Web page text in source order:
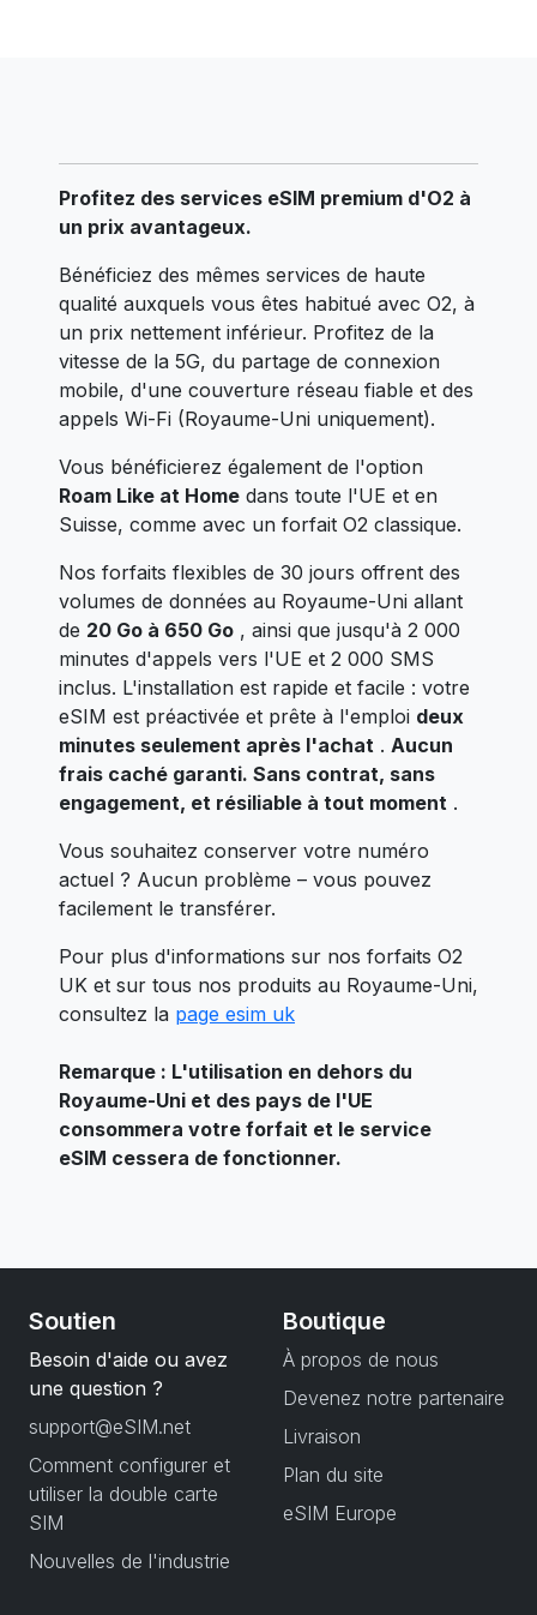
Profitez des services eSIM premium d'O2 à
un prix avantageux.
Bénéficiez des mêmes services de haute
qualité auxquels vous êtes habitué avec O2, à
un prix nettement inférieur. Profitez de la
vitesse de la 5G, du partage de connexion
mobile, d'une couverture réseau fiable et des
appels Wi-Fi (Royaume-Uni uniquement).
Vous bénéficierez également de l'option
Roam Like at Home dans toute l'UE et en
Suisse, comme avec un forfait O2 classique.
Nos forfaits flexibles de 30 jours offrent des
volumes de données au Royaume-Uni allant
de 20 Go à 650 Go , ainsi que jusqu'à 2 000
minutes d'appels vers l'UE et 2 000 SMS
inclus. L'installation est rapide et facile : votre
eSIM est préactivée et prête à l'emploi deux
minutes seulement après l'achat . Aucun
frais caché garanti. Sans contrat, sans
engagement, et résiliable à tout moment .
Vous souhaitez conserver votre numéro
actuel ? Aucun problème – vous pouvez
facilement le transférer.
Pour plus d'informations sur nos forfaits O2
UK et sur tous nos produits au Royaume-Uni,
consultez la page esim uk
Remarque : L'utilisation en dehors du
Royaume-Uni et des pays de l'UE
consommera votre forfait et le service
eSIM cessera de fonctionner.
Soutien
Besoin d'aide ou avez
une question ?
support@eSIM.net
Comment configurer et
utiliser la double carte
SIM
Nouvelles de l'industrie
Boutique
À propos de nous
Devenez notre partenaire
Livraison
Plan du site
eSIM Europe